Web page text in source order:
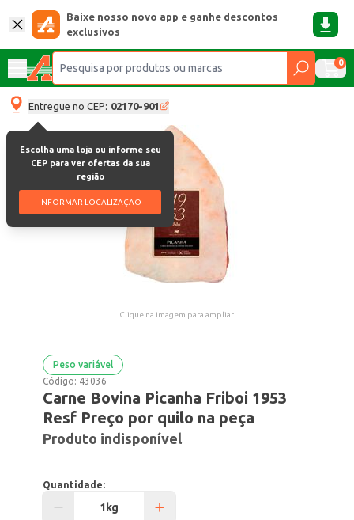
Baixe nosso novo app e ganhe descontos
exclusivos
0
Entregue no CEP: 02170-901
Escolha uma loja ou informe seu
CEP para ver ofertas da sua
região
INFORMAR LOCALIZAÇÃO
Clique na imagem para ampliar.
Peso variável
Código: 43036
Carne Bovina Picanha Friboi 1953
Resf Preço por quilo na peça
Produto indisponível
Quantidade: